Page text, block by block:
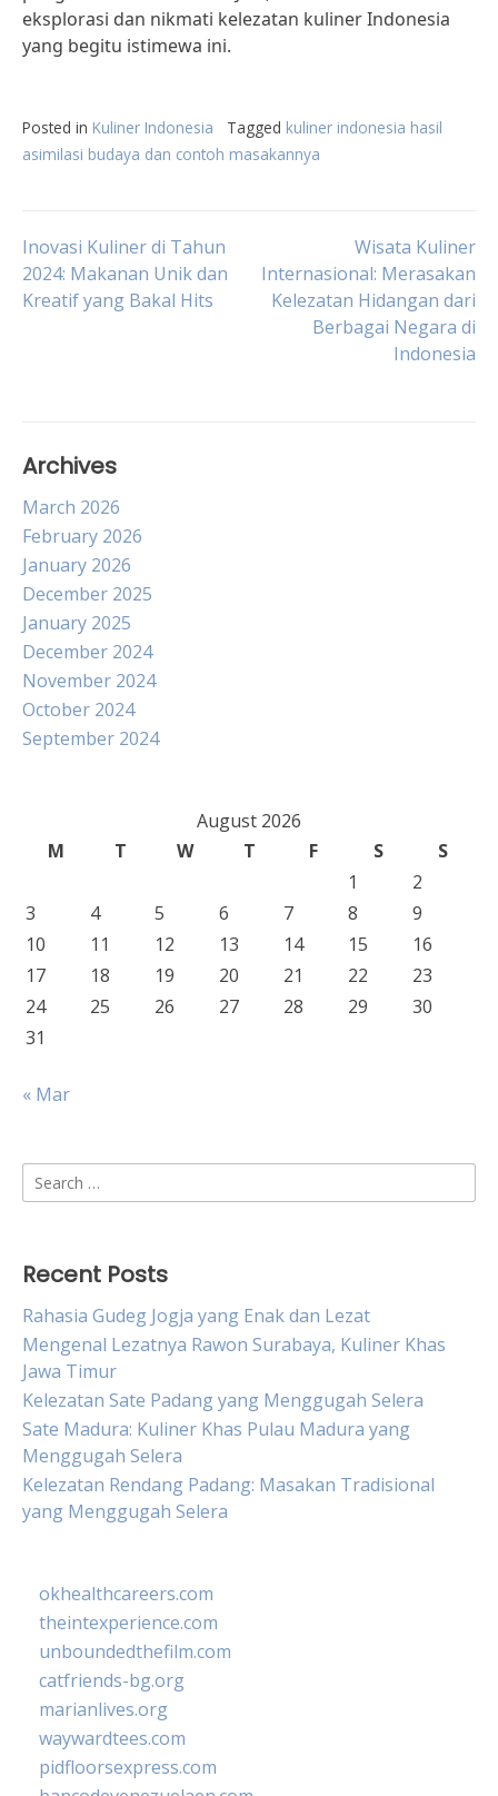
eksplorasi dan nikmati kelezatan kuliner Indonesia
yang begitu istimewa ini.
Posted in Kuliner Indonesia Tagged kuliner indonesia hasil
asimilasi budaya dan contoh masakannya
Post
navigation
Inovasi Kuliner di Tahun
2024: Makanan Unik dan
Kreatif yang Bakal Hits
Wisata Kuliner
Internasional: Merasakan
Kelezatan Hidangan dari
Berbagai Negara di
Indonesia
Archives
March 2026
February 2026
January 2026
December 2025
January 2025
December 2024
November 2024
October 2024
September 2024
August 2026
M
T W T F S
S
1
2
3
4 5 6 7 8
9
10
11 12 13 14 15
16
17
18 19 20 21 22
23
24
25 26 27 28 29
30
31
« Mar
Search
for:
Recent Posts
Rahasia Gudeg Jogja yang Enak dan Lezat
Mengenal Lezatnya Rawon Surabaya, Kuliner Khas
Jawa Timur
Kelezatan Sate Padang yang Menggugah Selera
Sate Madura: Kuliner Khas Pulau Madura yang
Menggugah Selera
Kelezatan Rendang Padang: Masakan Tradisional
yang Menggugah Selera
okhealthcareers.com
theintexperience.com
unboundedthefilm.com
catfriends-bg.org
marianlives.org
waywardtees.com
pidfloorsexpress.com